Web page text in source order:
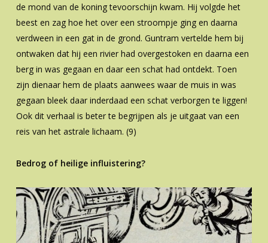
de mond van de koning tevoorschijn kwam. Hij volgde het
beest en zag hoe het over een stroompje ging en daarna
verdween in een gat in de grond. Guntram vertelde hem bij
ontwaken dat hij een rivier had overgestoken en daarna een
berg in was gegaan en daar een schat had ontdekt. Toen
zijn dienaar hem de plaats aanwees waar de muis in was
gegaan bleek daar inderdaad een schat verborgen te liggen!
Ook dit verhaal is beter te begrijpen als je uitgaat van een
reis van het astrale lichaam. (9)
Bedrog of heilige influistering?